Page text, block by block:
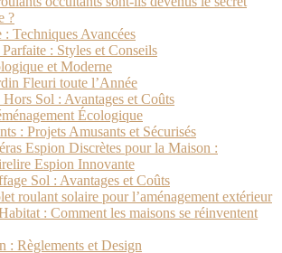
?
Techniques Avancées
: Styles et Conseils
et Moderne
Fleuri toute l’Année
Sol : Avantages et Coûts
Écologique
: Projets Amusants et Sécurisés
Espion Discrètes pour la Maison :
Espion Innovante
Sol : Avantages et Coûts
roulant solaire pour l’aménagement extérieur
: Comment les maisons se réinventent
: Règlements et Design